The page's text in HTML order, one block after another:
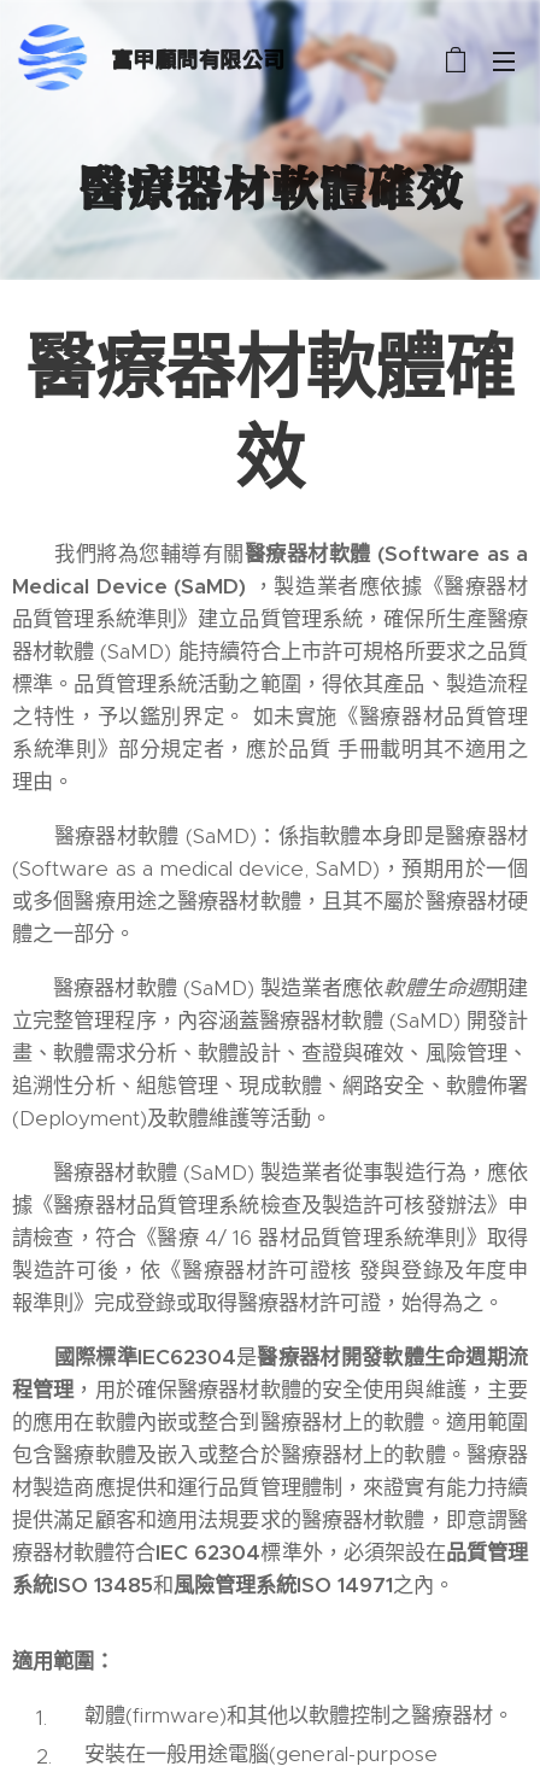
富甲顧問有限公司
醫療器材軟體確效
醫療器材軟體確
效
我們將為您輔導有關醫療器材軟體 (Software as a
Medical Device (SaMD)
，製造業者應依據《醫療器材
品質管理系統準則》建立品質管理系統，確保所生產醫療
器材軟體 (SaMD) 能持續符合上市許可規格所要求之品質
標準。品質管理系統活動之範圍，得依其產品、製造流程
之特性，予以鑑別界定。 如未實施《醫療器材品質管理
系統準則》部分規定者，應於品質 手冊載明其不適用之
理由。
醫療器材軟體 (SaMD)：係指軟體本身即是醫療器材
(Software as a medical device, SaMD)，預期用於一個
或多個醫療用途之醫療器材軟體，且其不屬於醫療器材硬
體之一部分。
醫療器材軟體 (SaMD) 製造業者應依軟體生命週期建
立完整管理程序，內容涵蓋醫療器材軟體 (SaMD) 開發計
畫、軟體需求分析、軟體設計、查證與確效、風險管理、
追溯性分析、組態管理、現成軟體、網路安全、軟體佈署
(Deployment)及軟體維護等活動。
醫療器材軟體 (SaMD) 製造業者從事製造行為，應依
據《醫療器材品質管理系統檢查及製造許可核發辦法》申
請檢查，符合《醫療 4/ 16 器材品質管理系統準則》取得
製造許可後，依《醫療器材許可證核 發與登錄及年度申
報準則》完成登錄或取得醫療器材許可證，始得為之。
國際標準IEC62304是醫療器材開發軟體生命週期流
程管理，用於確保醫療器材軟體的安全使用與維護，主要
的應用在軟體內嵌或整合到醫療器材上的軟體。適用範圍
包含醫療軟體及嵌入或整合於醫療器材上的軟體。醫療器
材製造商應提供和運行品質管理體制，來證實有能力持續
提供滿足顧客和適用法規要求的醫療器材軟體，即意謂醫
療器材軟體符合IEC 62304標準外，必須架設在品質管理
系統ISO 13485和風險管理系統ISO 14971之內。
適用範圍：
韌體(firmware)和其他以軟體控制之醫療器材。
安裝在一般用途電腦(general-purpose